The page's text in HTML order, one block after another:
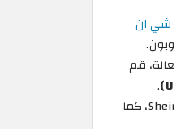
شي ان
قم
.
سوف تنتقل تلقائيًا إلى موقع Shein.com، كما